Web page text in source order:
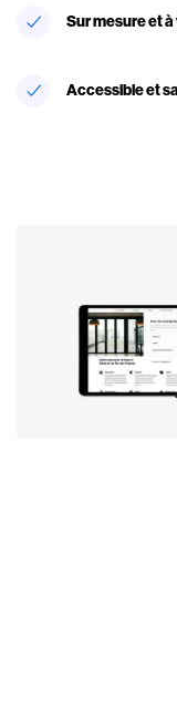
Sur mesure et
Accessible et